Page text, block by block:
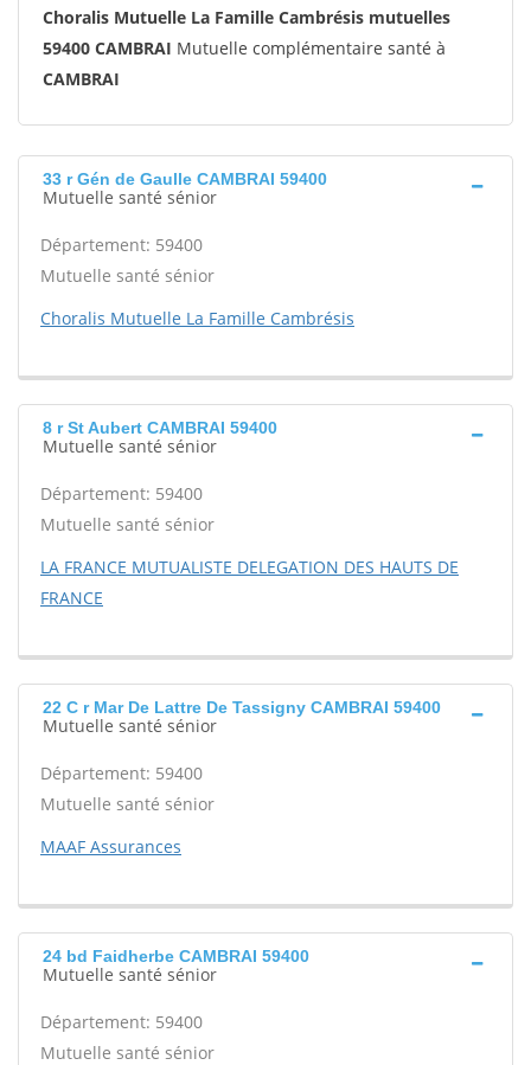
Choralis Mutuelle La Famille Cambrésis mutuelles
59400 CAMBRAI Mutuelle complémentaire santé à
CAMBRAI
33 r Gén de Gaulle CAMBRAI 59400
Mutuelle santé sénior
Département: 59400
Mutuelle santé sénior
Choralis Mutuelle La Famille Cambrésis
8 r St Aubert CAMBRAI 59400
Mutuelle santé sénior
Département: 59400
Mutuelle santé sénior
LA FRANCE MUTUALISTE DELEGATION DES HAUTS DE
FRANCE
22 C r Mar De Lattre De Tassigny CAMBRAI 59400
Mutuelle santé sénior
Département: 59400
Mutuelle santé sénior
MAAF Assurances
24 bd Faidherbe CAMBRAI 59400
Mutuelle santé sénior
Département: 59400
Mutuelle santé sénior